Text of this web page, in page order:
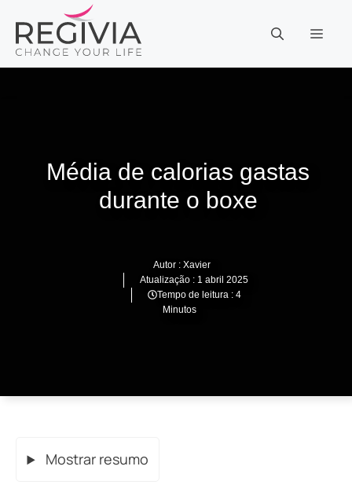
para
Média de calorias gastas
durante o boxe
Autor : Xavier
Atualização : 1 abril 2025
Tempo de leitura : 4
Minutos
Mostrar resumo